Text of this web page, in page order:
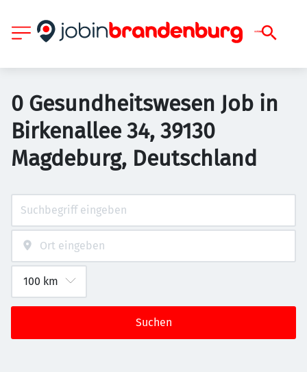
0 Gesundheitswesen Job in
Birkenallee 34, 39130
Magdeburg, Deutschland
Suchen